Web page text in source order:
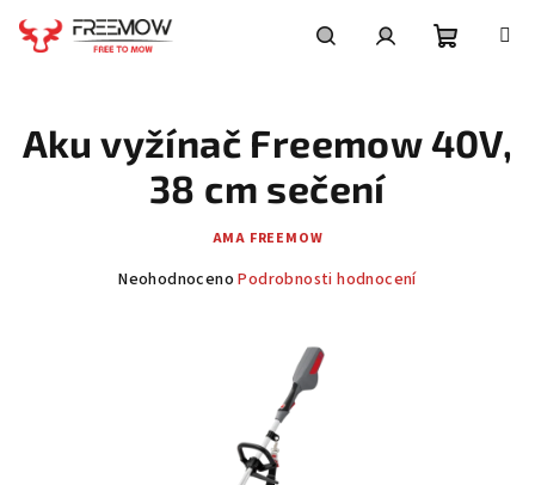
obsah
košík
Aku vyžínač Freemow 40V,
38 cm sečení
AMA FREEMOW
Průměrné
Neohodnoceno Podrobnosti hodnocení